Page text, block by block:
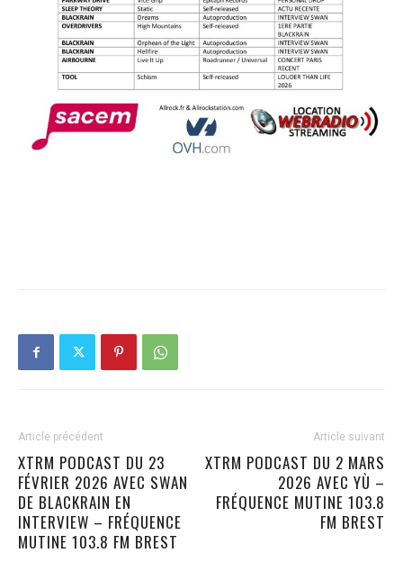
Article précédent
XTRM PODCAST DU 23
FÉVRIER 2026 AVEC SWAN
DE BLACKRAIN EN
INTERVIEW – FRÉQUENCE
MUTINE 103.8 FM BREST
Article suivant
XTRM PODCAST DU 2 MARS
2026 AVEC YÙ –
FRÉQUENCE MUTINE 103.8
FM BREST